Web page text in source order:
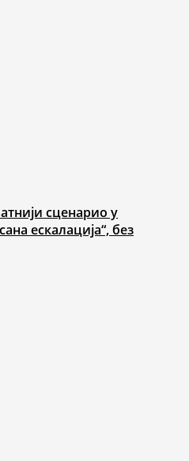
сценарио у
ескалација“, без